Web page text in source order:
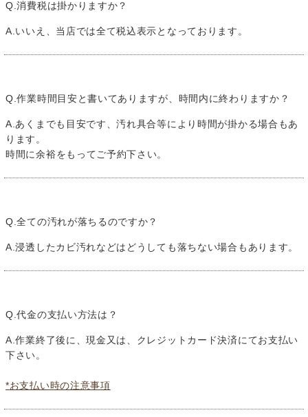
Q.消費税は掛かりますか？
A.いいえ、当店では全て税込表示となっております。
Q.作業時間目安と書いてありますが、時間内に終わりますか？
A.あくまでも目安です、汚れ具合等により時間が掛かる場合もあ
ります。
時間に余裕をもってご予約下さい。
Q.全ての汚れが落ちるのですか？
A.浸透したカビ汚れなどはどうしても落ちない場合もあります。
Q.代金の支払い方法は？
A.作業終了後に、現金又は、クレジットカード決済にてお支払い
下さい。
*お支払い時の注意事項